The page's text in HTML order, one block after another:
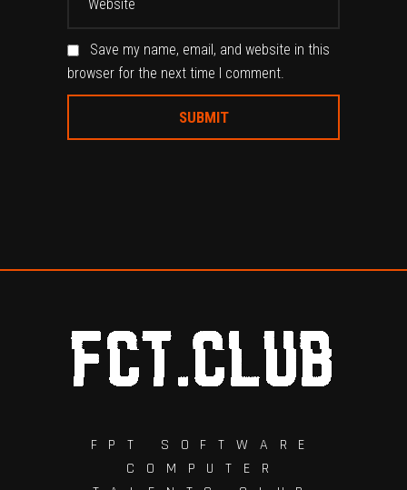
Save my name, email, and website in this
browser for the next time I comment.
FPT SOFTWARE
COMPUTER